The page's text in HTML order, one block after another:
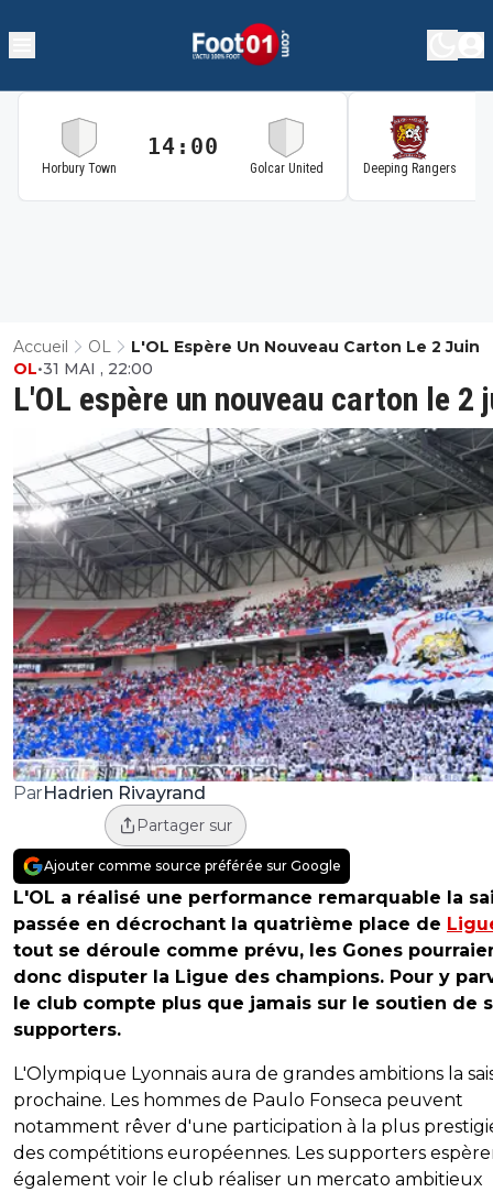
Horbury Town
14:00
Golcar United Deeping Rangers
Accueil OL L'OL Espère Un Nouveau Carton Le 2 Juin
L'OL espère un nouveau carton le 2
OL•31 MAI , 22:00
ParHadrien Rivayrand
Partager sur
Ajouter comme source préférée sur Google
L'OL a réalisé une performance remarquable la
passée en décrochant la quatrième place de
tout se déroule comme prévu, les Gones
donc disputer la Ligue des champions. Pour y
le club compte plus que jamais sur le soutien de
supporters.
L'Olympique Lyonnais aura de grandes ambitions la
prochaine. Les hommes de Paulo Fonseca peuvent
notamment rêver d'une participation à la plus
des compétitions européennes. Les supporters
également voir le club réaliser un mercato ambitieux